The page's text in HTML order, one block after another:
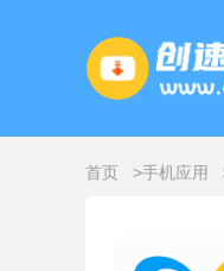
首页 手机应用